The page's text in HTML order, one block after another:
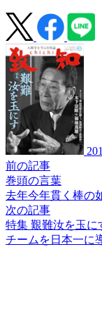
前の記事
巻頭の言葉
去年今年貫く 棒の
次の記事
特集 艱難汝を玉に
チームを日本一に